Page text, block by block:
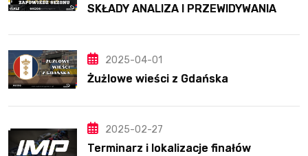
SKŁADY ANALIZA I PRZEWIDYWANIA
2025-04-01
Żużlowe wieści z Gdańska
2025-02-27
Terminarz i lokalizacje finałów